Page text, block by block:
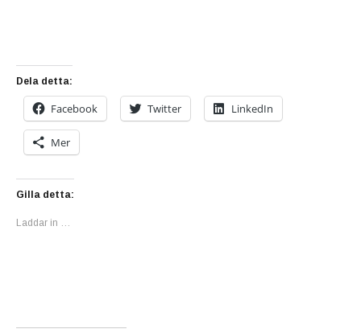
Dela detta:
Facebook Twitter LinkedIn
Mer
Gilla detta:
Laddar in …